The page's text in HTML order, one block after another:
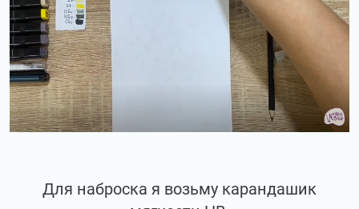
Для наброска я возьму карандашик